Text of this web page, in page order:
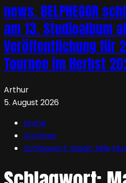
news. BELPHEGOR
am 13. Studioalbum
Veröffentlichung für
Tournee im Herbst
Arthur
5. August 2026
Home
Archives
Schlagwort: Magic Mile